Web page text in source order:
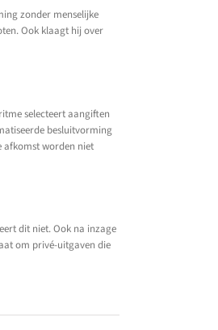
zonder menselijke
Ook klaagt hij over
selecteert aangiften
besluitvorming
afkomst worden niet
dit niet. Ook na inzage
om privé-uitgaven die